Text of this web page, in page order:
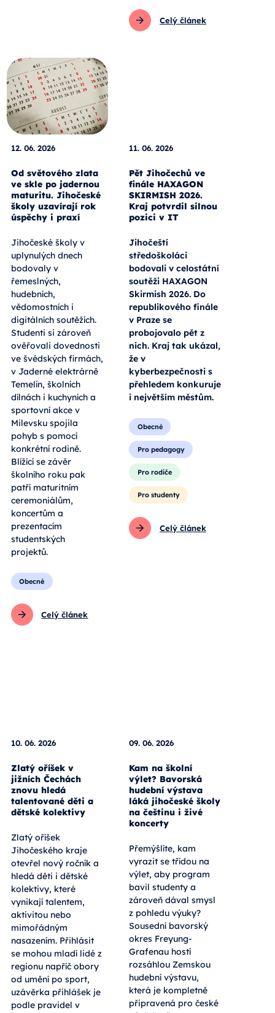
Celý článek
12. 06. 2026
Od světového zlata
ve skle po jadernou
maturitu. Jihočeské
školy uzavírají rok
úspěchy i praxí
Jihočeské školy v
uplynulých dnech
bodovaly v
řemeslných,
hudebních,
vědomostních i
digitálních soutěžích.
Studenti si zároveň
ověřovali dovednosti
ve švédských firmách,
v Jaderné elektrárně
Temelín, školních
dílnách i kuchyních a
sportovní akce v
Milevsku spojila
pohyb s pomocí
konkrétní rodině.
Blížící se závěr
školního roku pak
patří maturitním
ceremoniálům,
koncertům a
prezentacím
studentských
projektů.
Obecné
Celý článek
11. 06. 2026
Pět Jihočechů ve
finále HAXAGON
SKIRMISH 2026.
Kraj potvrdil silnou
pozici v IT
Jihočeští
středoškoláci
bodovali v celostátní
soutěži HAXAGON
Skirmish 2026. Do
republikového finále
v Praze se
probojovalo pět z
nich. Kraj tak ukázal,
že v
kyberbezpečnosti s
přehledem konkuruje
i největším městům.
Obecné
Pro pedagogy
Pro rodiče
Pro studenty
Celý článek
10. 06. 2026
Zlatý oříšek v
jižních Čechách
znovu hledá
talentované děti a
dětské kolektivy
Zlatý oříšek
Jihočeského kraje
otevřel nový ročník a
hledá děti i dětské
kolektivy, které
vynikají talentem,
aktivitou nebo
mimořádným
nasazením. Přihlásit
se mohou mladí lidé z
regionu napříč obory
od umění po sport,
uzávěrka přihlášek je
podle pravidel v
09. 06. 2026
Kam na školní
výlet? Bavorská
hudební výstava
láká jihočeské školy
na češtinu i živé
koncerty
Přemýšlíte, kam
vyrazit se třídou na
výlet, aby program
bavil studenty a
zároveň dával smysl
z pohledu výuky?
Sousední bavorský
okres Freyung-
Grafenau hostí
rozsáhlou Zemskou
hudební výstavu,
která je kompletně
připravená pro české